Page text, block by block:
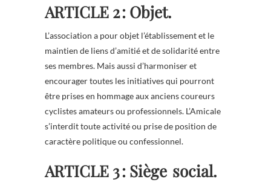
ARTICLE 2 : Objet.
L’association a pour objet l’établissement et le
maintien de liens d’amitié et de solidarité entre
ses membres. Mais aussi d’harmoniser et
encourager toutes les initiatives qui pourront
être prises en hommage aux anciens coureurs
cyclistes amateurs ou professionnels. L’Amicale
s’interdit toute activité ou prise de position de
caractère politique ou confessionnel.
ARTICLE 3 : Siège social.